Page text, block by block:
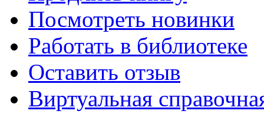
Посмотреть новинки
Работать в библиотеке
Оставить отзыв
Виртуальная